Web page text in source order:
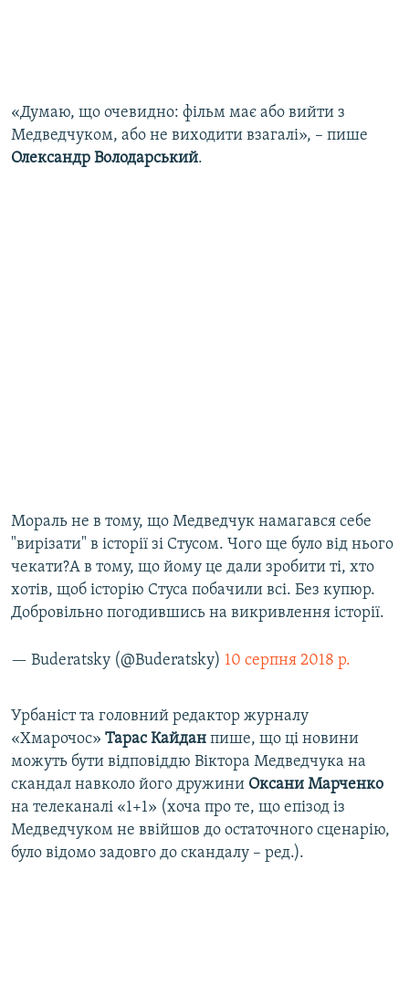
«Думаю, що очевидно: фільм має або вийти з
Медведчуком, або не виходити взагалі», – пише
Олександр Володарський.
Мораль не в тому, що Медведчук намагався себе
"вирізати" в історії зі Стусом. Чого ще було від нього
чекати?А в тому, що йому це дали зробити ті, хто
хотів, щоб історію Стуса побачили всі. Без купюр.
Добровільно погодившись на викривлення історії.
— Buderatsky (@Buderatsky) 10 серпня 2018 р.
Урбаніст та головний редактор журналу
«Хмарочос» Тарас Кайдан пише, що ці новини
можуть бути відповіддю Віктора Медведчука на
скандал навколо його дружини Оксани Марченко
на телеканалі «1+1» (хоча про те, що епізод із
Медведчуком не ввійшов до остаточного сценарію,
було відомо задовго до скандалу – ред.).